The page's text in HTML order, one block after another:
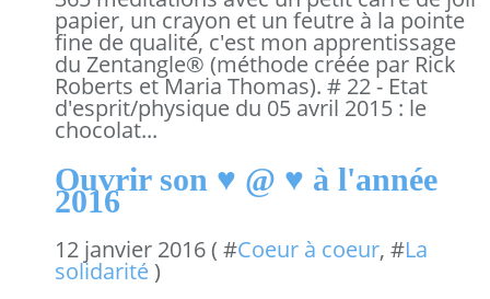
papier, un crayon et un feutre à la pointe
fine de qualité, c'est mon apprentissage
du Zentangle® (méthode créée par Rick
Roberts et Maria Thomas). # 22 - Etat
d'esprit/physique du 05 avril 2015 : le
chocolat...
Ouvrir son ♥ @ ♥ à l'année
2016
12 janvier 2016 ( #Coeur à coeur, #La
solidarité )